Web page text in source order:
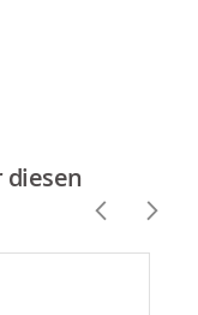
diesen